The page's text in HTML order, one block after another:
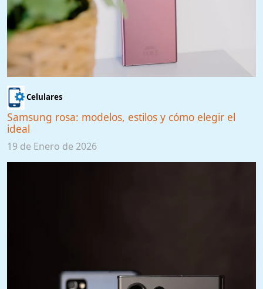
Celulares
Samsung rosa: modelos, estilos y cómo elegir el
ideal
19 de Enero de 2026